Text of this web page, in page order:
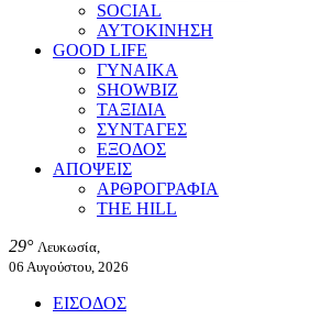
SOCIAL
ΑΥΤΟΚΙΝΗΣΗ
GOOD LIFE
ΓΥΝΑΙΚΑ
SHOWBIZ
ΤΑΞΙΔΙΑ
ΣΥΝΤΑΓΕΣ
ΕΞΟΔΟΣ
ΑΠΟΨΕΙΣ
ΑΡΘΡΟΓΡΑΦΙΑ
THE HILL
29° Λευκωσία,
06 Αυγούστου, 2026
ΕΙΣΟΔΟΣ